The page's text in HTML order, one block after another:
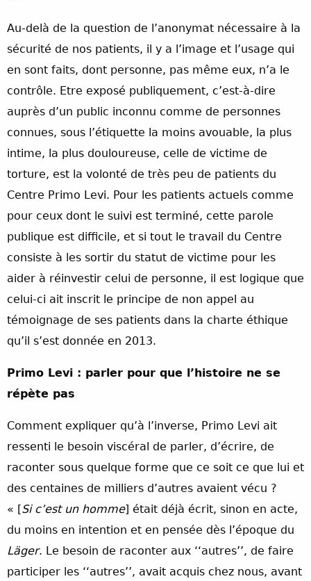
Au-delà de la question de l’anonymat nécessaire à la
sécurité de nos patients, il y a l’image et l’usage qui
en sont faits, dont personne, pas même eux, n’a le
contrôle. Etre exposé publiquement, c’est-à-dire
auprès d’un public inconnu comme de personnes
connues, sous l’étiquette la moins avouable, la plus
intime, la plus douloureuse, celle de victime de
torture, est la volonté de très peu de patients du
Centre Primo Levi. Pour les patients actuels comme
pour ceux dont le suivi est terminé, cette parole
publique est difficile, et si tout le travail du Centre
consiste à les sortir du statut de victime pour les
aider à réinvestir celui de personne, il est logique que
celui-ci ait inscrit le principe de non appel au
témoignage de ses patients dans la charte éthique
qu’il s’est donnée en 2013.
Primo Levi : parler pour que l’histoire ne se
répète pas
Comment expliquer qu’à l’inverse, Primo Levi ait
ressenti le besoin viscéral de parler, d’écrire, de
raconter sous quelque forme que ce soit ce que lui et
des centaines de milliers d’autres avaient vécu ?
« [Si c’est un homme] était déjà écrit, sinon en acte,
du moins en intention et en pensée dès l’époque du
Läger. Le besoin de raconter aux ‘‘autres’’, de faire
participer les ‘‘autres’’, avait acquis chez nous, avant